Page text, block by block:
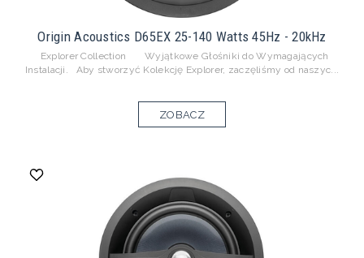
Origin Acoustics D65EX 25-140 Watts 45Hz - 20kHz
Explorer Collection Wyjątkowe Głośniki do Wymagających
Instalacji. Aby stworzyć Kolekcję Explorer, zaczęliśmy od naszyc...
ZOBACZ